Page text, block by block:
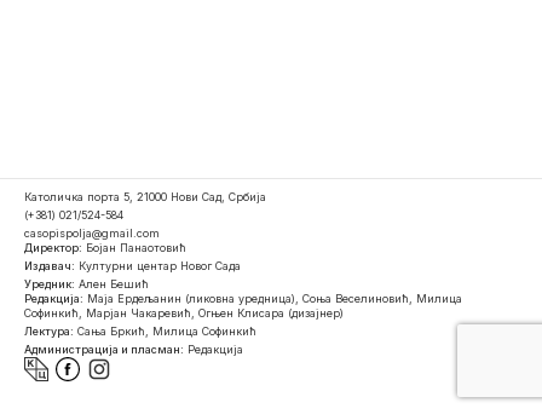
Католичка порта 5, 21000 Нови Сад, Србија
(+381) 021/524-584
casopispolja@gmail.com
Директор: Бојан Панаотовић
Издавач: Културни центар Новог Сада
Уредник: Ален Бешић
Редакција: Маја Ердељанин (ликовна уредница), Соња Веселиновић, Милица
Софинкић, Марјан Чакаревић, Огњен Клисара (дизајнер)
Лектура: Сања Бркић, Милица Софинкић
Администрација и пласман: Редакција